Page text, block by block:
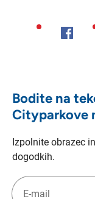
Bodite na
Cityparkove
Izpolnite obrazec
dogodkih.